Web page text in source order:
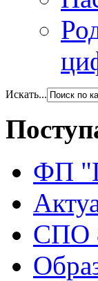
Искать...
ФП
СПО